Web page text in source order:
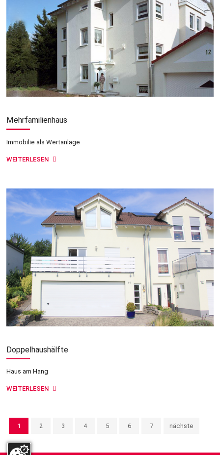
Mehrfamilienhaus
Immobilie als Wertanlage
WEITERLESEN
Doppelhaushälfte
Haus am Hang
WEITERLESEN
1 2 3 4 5 6 7 nächste